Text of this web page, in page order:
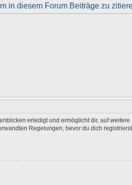
in diesem Forum Beiträge zu
erledigt und ermöglicht dir, auf
Regelungen, bevor du dich